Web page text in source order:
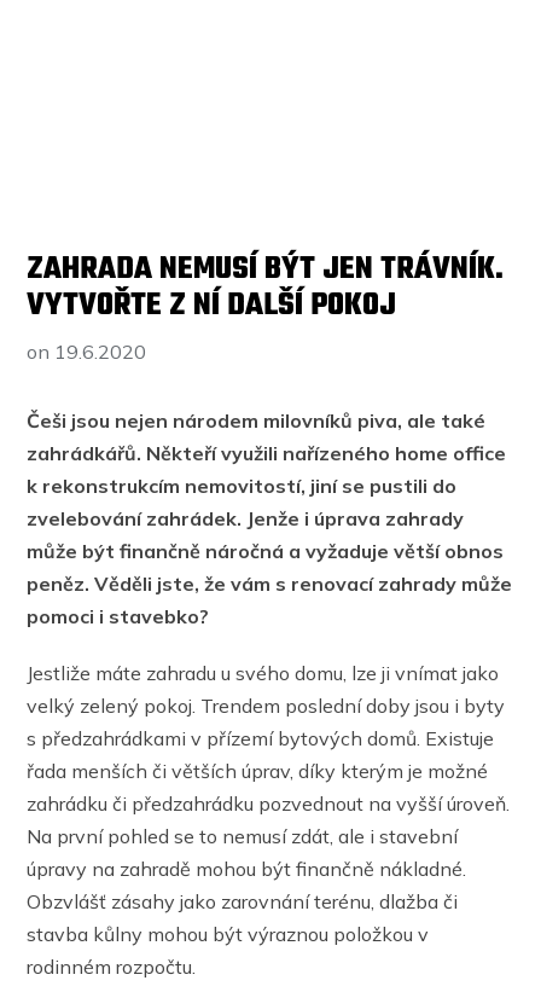
ZAHRADA NEMUSÍ BÝT JEN TRÁVNÍK.
VYTVOŘTE Z NÍ DALŠÍ POKOJ
on 19.6.2020
Češi jsou nejen národem milovníků piva, ale také
zahrádkářů. Někteří využili nařízeného home office
k rekonstrukcím nemovitostí, jiní se pustili do
zvelebování zahrádek. Jenže i úprava zahrady
může být finančně náročná a vyžaduje větší obnos
peněz. Věděli jste, že vám s renovací zahrady může
pomoci i stavebko?
Jestliže máte zahradu u svého domu, lze ji vnímat jako
velký zelený pokoj. Trendem poslední doby jsou i byty
s předzahrádkami v přízemí bytových domů. Existuje
řada menších či větších úprav, díky kterým je možné
zahrádku či předzahrádku pozvednout na vyšší úroveň.
Na první pohled se to nemusí zdát, ale i stavební
úpravy na zahradě mohou být finančně nákladné.
Obzvlášť zásahy jako zarovnání terénu, dlažba či
stavba kůlny mohou být výraznou položkou v
rodinném rozpočtu.